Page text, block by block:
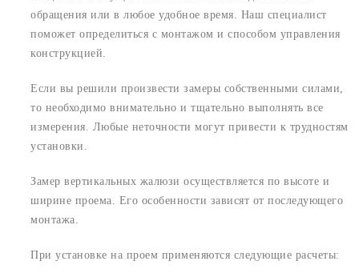
обращения или в любое удобное время. Наш специалист
поможет определиться с монтажом и способом управления
конструкцией.
Если вы решили произвести замеры собственными силами,
то необходимо внимательно и тщательно выполнять все
измерения. Любые неточности могут привести к трудностям
установки.
Замер вертикальных жалюзи осуществляется по высоте и
ширине проема. Его особенности зависят от последующего
монтажа.
При установке на проем применяются следующие расчеты: